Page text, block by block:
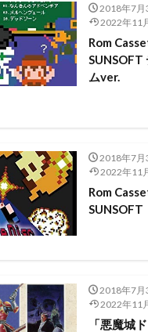
2018年7月
2022年11
Rom
SUNSOFT
ムver.
2018年7月
2022年11
Rom
SUNSOFT
2018年7月
2022年11
「悪魔城